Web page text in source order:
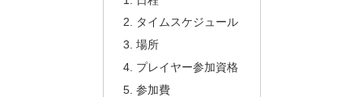
タイムスケジュール
場所
プレイヤー参加資格
参加費